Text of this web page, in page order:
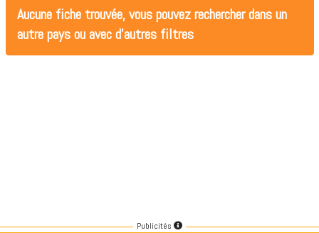
Aucune fiche trouvée, vous pouvez rechercher dans un
autre pays ou avec d'autres filtres
Publicités